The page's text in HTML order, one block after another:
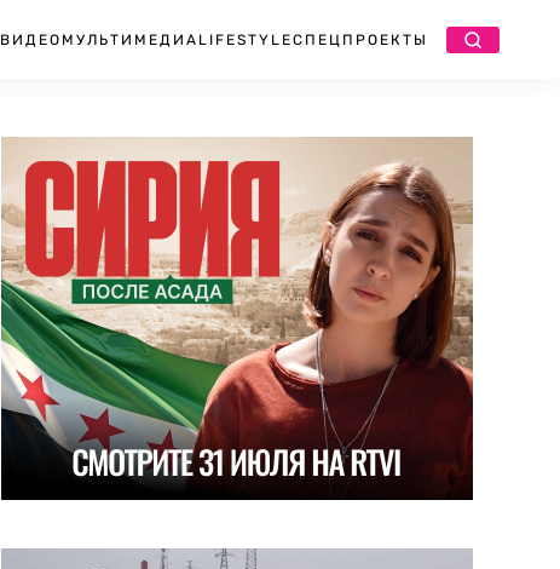
ВИДЕО МУЛЬТИМЕДИА LIFESTYLEСПЕЦПРОЕКТЫ